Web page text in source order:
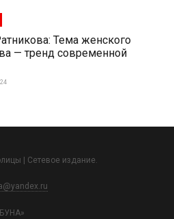
Тема женского
— тренд современной
| Сетевое издание.